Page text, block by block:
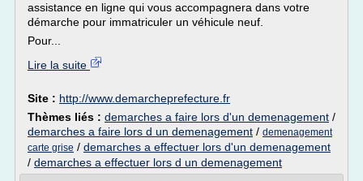
assistance en ligne qui vous accompagnera dans votre
démarche pour immatriculer un véhicule neuf.
Pour...
Lire la suite
Site : http://www.demarcheprefecture.fr
Thèmes liés : demarches a faire lors d'un demenagement /
demarches a faire lors d un demenagement / demenagement
carte grise / demarches a effectuer lors d'un demenagement
/ demarches a effectuer lors d un demenagement